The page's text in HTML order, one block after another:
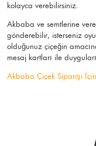
kolayca verebilirsiniz.
Akbaba ve semtlerine
gönderebilir, isterseniz
olduğunuz çiçeğin
mesaj kartları ile
Akbaba Çiçek Siparişi